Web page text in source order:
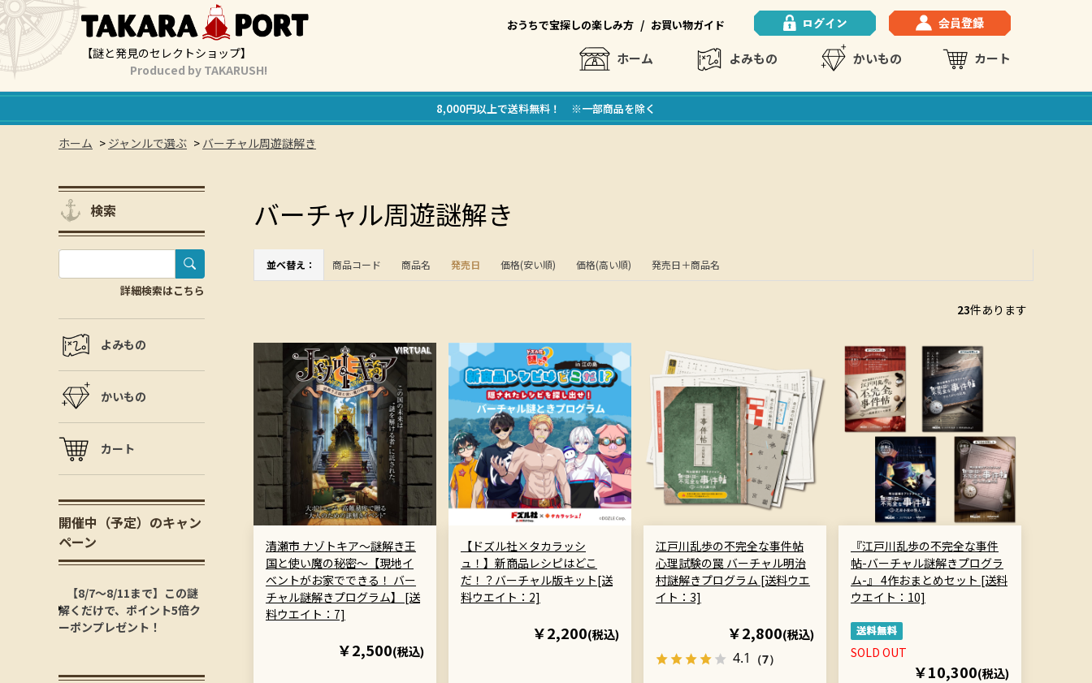
【謎と発見のセレクトショップ】
Produced by TAKARUSH!
おうちで宝探しの楽しみ方 / お買い物ガイド
ホーム よみもの かいもの カート
8,000円以上で送料無料！ ※一部商品を除く
ホーム > ジャンルで選ぶ > バーチャル周遊謎解き
検索
詳細検索はこちら
よみもの
かいもの
カート
開催中（予定）のキャン
ペーン
【8/7～8/11まで】この謎
解くだけで、ポイント5倍ク
ーポンプレゼント！
バーチャル周遊謎解き
並べ替え： 商品コード 商品名 発売日 価格(安い順) 価格(高い順) 発売日＋商品名
23件あります
清瀬市 ナゾトキア～謎解き王
国と使い魔の秘密～【現地イ
ベントがお家でできる！ バー
チャル謎解きプログラム】 [送
料ウエイト：7]
￥2,500(税込)
【ドズル社×タカラッシ
ュ！】新商品レシピはどこ
だ！？バーチャル版キット[送
料ウエイト：2]
￥2,200(税込)
江戸川乱歩の不完全な事件帖
心理試験の罠 バーチャル明治
村謎解きプログラム [送料ウエ
イト：3]
￥2,800(税込)
4.1 （7）
『江戸川乱歩の不完全な事件
帖-バーチャル謎解きプログラ
ム-』 4作おまとめセット [送料
ウエイト：10]
SOLD OUT
￥10,300(税込)